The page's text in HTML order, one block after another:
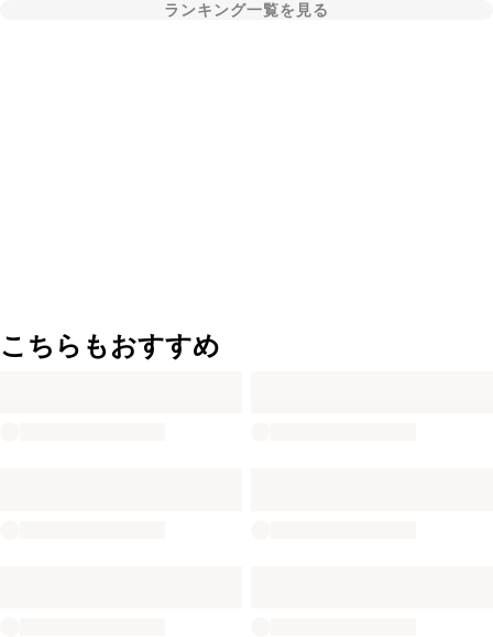
ランキング一覧を見る
こちらもおすすめ